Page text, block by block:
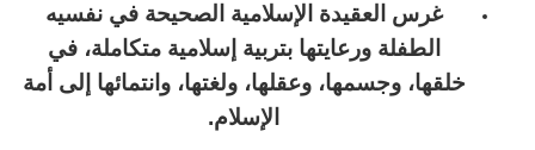
غرس العقيدة الإسلامية الصحيحة في نفسيه
الطفلة ورعايتها بتربية إسلامية متكاملة، في
خلقها، وجسمها، وعقلها، ولغتها، وانتمائها إلى أمة
الإسلام.